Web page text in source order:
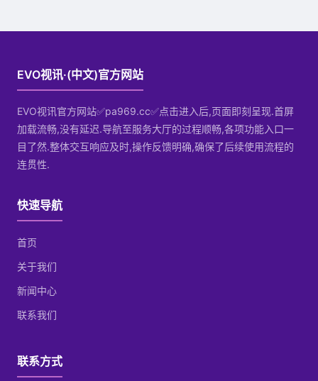
EVO视讯·(中文)官方网站
EVO视讯官方网站✅pa969.cc✅点击进入后,页面即刻呈现.首屏
加载流畅,没有延迟.导航至服务大厅的过程顺畅,各项功能入口一
目了然.整体交互响应及时,操作反馈明确,确保了后续使用流程的
连贯性.
快速导航
首页
关于我们
新闻中心
联系我们
联系方式